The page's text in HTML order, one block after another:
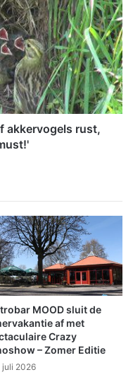
akkervogels rust,
MOOD sluit de
af met
Crazy
– Zomer Editie
juli 2026